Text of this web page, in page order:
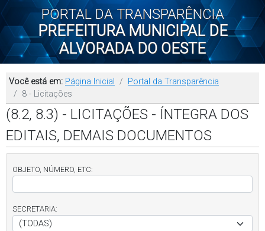
PORTAL DA TRANSPARÊNCIA
PREFEITURA MUNICIPAL DE
ALVORADA DO OESTE
Você está em: Página Inicial
Portal da Transparência
8 - Licitações
(8.2, 8.3) - LICITAÇÕES - ÍNTEGRA DOS
EDITAIS, DEMAIS DOCUMENTOS
OBJETO, NÚMERO, ETC:
SECRETARIA: